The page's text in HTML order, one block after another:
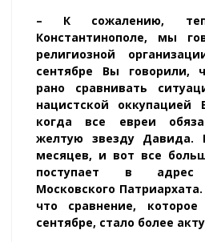
– К сожалению,
Константинополе, мы
религиозной
сентябре Вы
рано сравнивать
нацистской оккупацией
когда все евреи
желтую звезду Давида.
месяцев, и вот все
поступает в адрес
Московского
что сравнение,
сентябре, стало более